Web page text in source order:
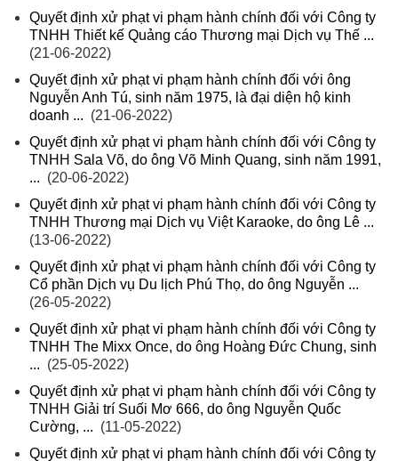
Quyết định xử phạt vi phạm hành chính đối với Công ty
TNHH Thiết kế Quảng cáo Thương mại Dịch vụ Thế ...
(21-06-2022)
Quyết định xử phạt vi phạm hành chính đối với ông
Nguyễn Anh Tú, sinh năm 1975, là đại diện hộ kinh
doanh ... (21-06-2022)
Quyết định xử phạt vi phạm hành chính đối với Công ty
TNHH Sala Võ, do ông Võ Minh Quang, sinh năm 1991,
... (20-06-2022)
Quyết định xử phạt vi phạm hành chính đối với Công ty
TNHH Thương mại Dịch vụ Việt Karaoke, do ông Lê ...
(13-06-2022)
Quyết định xử phạt vi phạm hành chính đối với Công ty
Cổ phần Dịch vụ Du lịch Phú Thọ, do ông Nguyễn ...
(26-05-2022)
Quyết định xử phạt vi phạm hành chính đối với Công ty
TNHH The Mixx Once, do ông Hoàng Đức Chung, sinh
... (25-05-2022)
Quyết định xử phạt vi phạm hành chính đối với Công ty
TNHH Giải trí Suối Mơ 666, do ông Nguyễn Quốc
Cường, ... (11-05-2022)
Quyết định xử phạt vi phạm hành chính đối với Công ty